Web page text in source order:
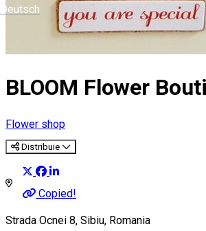
Deutsch
BLOOM Flower
Flower shop
Distribuie
Copied!
Strada Ocnei 8, Sibiu, Romania